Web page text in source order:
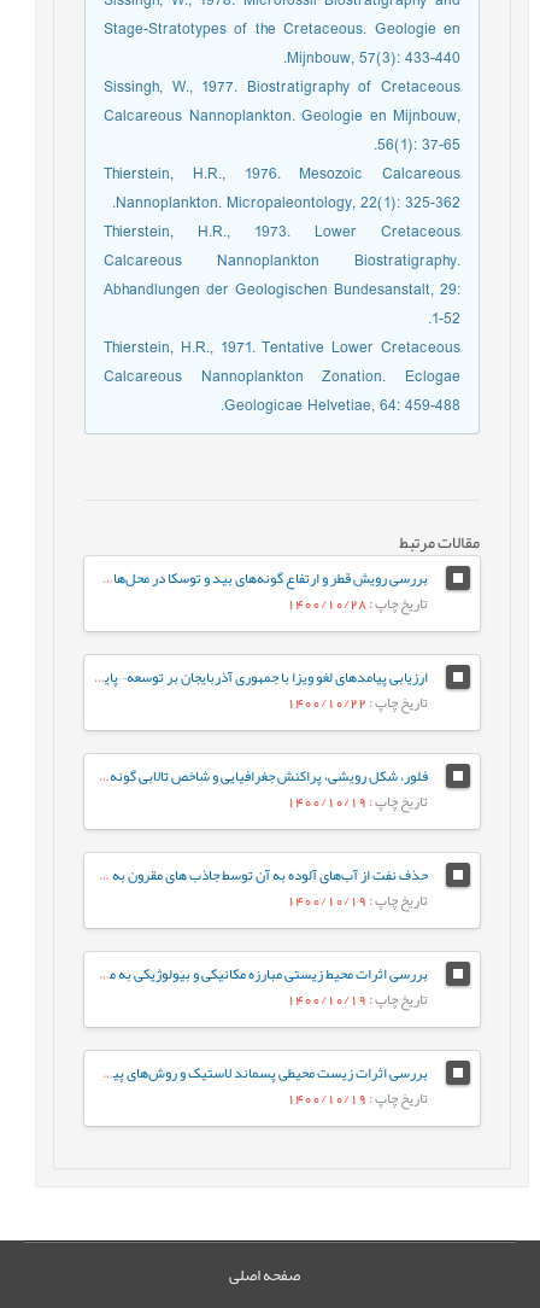
Stage-Stratotypes of the Cretaceous. Geologie en
Mijnbouw, 57(3): 433-440.
Sissingh, W., 1977. Biostratigraphy of Cretaceous
Calcareous Nannoplankton. Geologie en Mijnbouw,
56(1): 37-65.
Thierstein, H.R., 1976. Mesozoic Calcareous
Nannoplankton. Micropaleontology, 22(1): 325-362.
Thierstein, H.R., 1973. Lower Cretaceous
Calcareous Nannoplankton Biostratigraphy.
Abhandlungen der Geologischen Bundesanstalt, 29:
1-52.
Thierstein, H.R., 1971. Tentative Lower Cretaceous
Calcareous Nannoplankton Zonation. Eclogae
Geologicae Helvetiae, 64: 459-488.
مقالات مرتبط
بررسی رویش قطر و ارتفاع گونه‌های بید و توسکا در محل‌های تثبیت بیولوژیکی دیواره لغزشی جاده جنگلی (سری 3 سوردار واتاشان، چمستان، مازندران)
تاریخ چاپ: 1400/10/28
ارزیابی پیامدهای لغو ویزا با جمهوری آذربایجان بر توسعه¬ پایدار گردشگری شمال‌غرب ایران
تاریخ چاپ: 1400/10/22
فلور، شکل رویشی، پراکنش جغرافیایی و شاخص تالابی گونه‌های گیاهی تالاب بین¬المللی انزلی
تاریخ چاپ: 1400/10/19
حذف نفت از آب‌های آلوده به آن توسط جاذب های مقرون به صرفه
تاریخ چاپ: 1400/10/19
بررسی اثرات محیط زیستی مبارزه مکانیکی و بیولوژیکی به منظور کنترل بیوماس گیاهان آبزی تالاب انزلی (مطالعه موردی: تالاب غرب)
تاریخ چاپ: 1400/10/19
بررسی اثرات زیست محیطی پسماند لاستیک و روش‌های پیشنهادی در مدیریت این نوع پسماندها
تاریخ چاپ: 1400/10/19
صفحه اصلی